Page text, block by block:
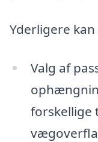
Yderligere
Valg af
forskellige